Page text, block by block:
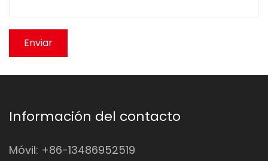
Información del contacto
Móvil: +86-13486952519